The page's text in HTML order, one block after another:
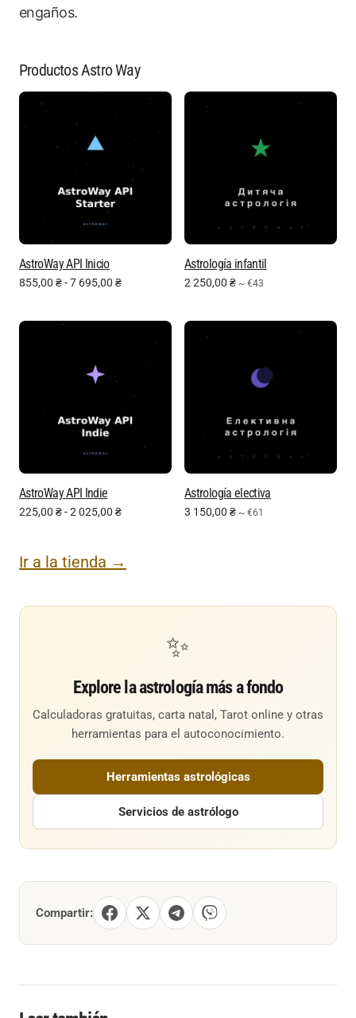
engaños.
Productos Astro Way
AstroWay API Inicio
855,00 ₴-7 695,00 ₴
Astrología infantil
2 250,00 ₴ ~ €43
AstroWay API Indie
225,00 ₴-2 025,00 ₴
Astrología electiva
3 150,00 ₴ ~ €61
Ir a la tienda →
✨
Explore la astrología más a fondo
Calculadoras gratuitas, carta natal, Tarot online y otras
herramientas para el autoconocimiento.
Herramientas astrológicas
Servicios de astrólogo
Compartir: